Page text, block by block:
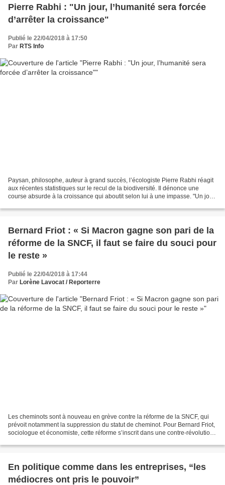
Pierre Rabhi : "Un jour, l’humanité sera forcée
d’arrêter la croissance"
Publié le 22/04/2018 à 17:50
Par RTS Info
Paysan, philosophe, auteur à grand succès, l’écologiste Pierre Rabhi réagit
aux récentes statistiques sur le recul de la biodiversité. Il dénonce une
course absurde à la croissance qui aboutit selon lui à une impasse. "Un jour,
Bernard Friot : « Si Macron gagne son pari de la
réforme de la SNCF, il faut se faire du souci pour
le reste »
Publié le 22/04/2018 à 17:44
Par Lorène Lavocat / Reporterre
Les cheminots sont à nouveau en grève contre la réforme de la SNCF, qui
prévoit notamment la suppression du statut de cheminot. Pour Bernard Friot,
sociologue et économiste, cette réforme s’inscrit dans une contre-révolution
En politique comme dans les entreprises, “les
médiocres ont pris le pouvoir”